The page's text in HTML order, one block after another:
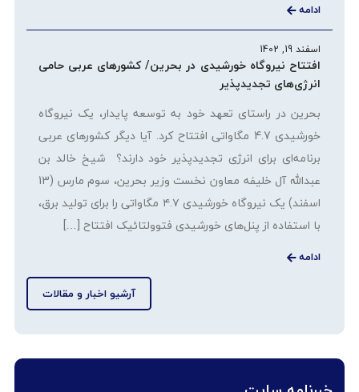
ادامه
اسفند 19, 1402
افتتاح نیروگاه خورشیدی در بحرین/ کشورهای عربی حامی
انرژی‌های تجدیدپذیر
بحرین در راستای تعهد خود به توسعه پایدار، یک نیروگاه
خورشیدی 4.7 مگاواتی افتتاح کرد. آیا دیگر کشورهای عربی
برنامه‌ای برای انرژی تجدیدپذیر خود دارند؟ شیخ خالد بن
عبدالله آل خلیفه معاون نخست وزیر بحرین، سوم مارس (13
اسفند) یک نیروگاه خورشیدی ۴.۷ مگاواتی را برای تولید برق،
با استفاده از پنل‌های خورشیدی فتوولتائیک افتتاح […]
ادامه
آرشیو اخبار و مقالات